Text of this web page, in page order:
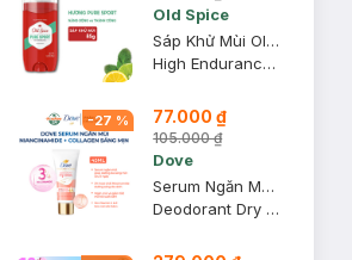
Old Spice
Sáp Khử Mùi Old Spice Hương Pure Sport Năng Động 85g (Đỏ)
High Endurance Deodorant Pure Sport (Hàng Mỹ Nhập Khẩu Chính Hãng)
-27 % 77.000 ₫
105.000 ₫
Dove
Serum Ngăn Mùi Dove Giúp Mờ Thâm Thu Nhỏ Lỗ Chân Lông 40ml
Deodorant Dry Serum 3% Niacinamide + 10X Vit C&E